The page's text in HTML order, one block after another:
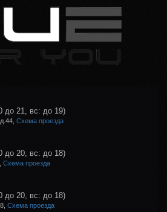
до 21, вс: до 19)
Схема проезда
до 20, вс: до 18)
Схема проезда
до 20, вс: до 18)
Схема проезда